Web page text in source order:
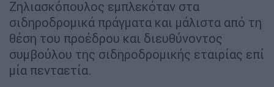
Ζηλιασκόπουλος εμπλεκόταν στα
σιδηροδρομικά πράγματα και μάλιστα από τη
θέση του προέδρου και διευθύνοντος
συμβούλου της σιδηροδρομικής εταιρίας επί
μία πενταετία.